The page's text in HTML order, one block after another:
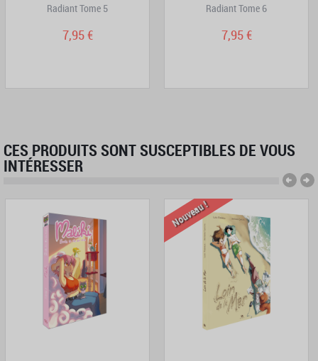
Radiant Tome 5
7,95 €
Radiant Tome 6
7,95 €
CES PRODUITS SONT SUSCEPTIBLES DE VOUS
INTÉRESSER
Nouveau !